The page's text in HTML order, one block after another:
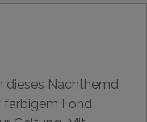
dieses Nachthemd
farbigem Fond